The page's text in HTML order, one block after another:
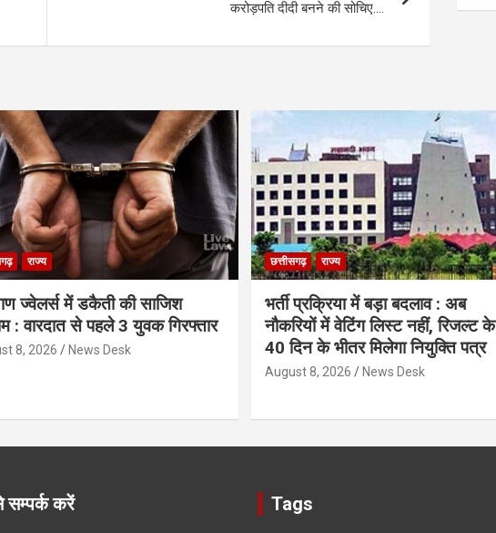
करोड़पति दीदी बनने की सोचिए….
राज्य
ज्वेलर्स में डकैती की साजिश
: वारदात से पहले 3 युवक गिरफ्तार
8, 2026 News Desk
छत्तीसगढ़ राज्य
भर्ती प्रक्रिया में बड़ा बदलाव : अब
नौकरियों में वेटिंग लिस्ट नहीं, रिजल्ट के
40 दिन के भीतर मिलेगा नियुक्ति पत्र
August 8, 2026 News Desk
सम्पर्क करें Tags